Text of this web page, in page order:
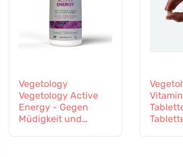
Vegetology
Vegetology Active
Energy - Gegen
Müdigkeit und